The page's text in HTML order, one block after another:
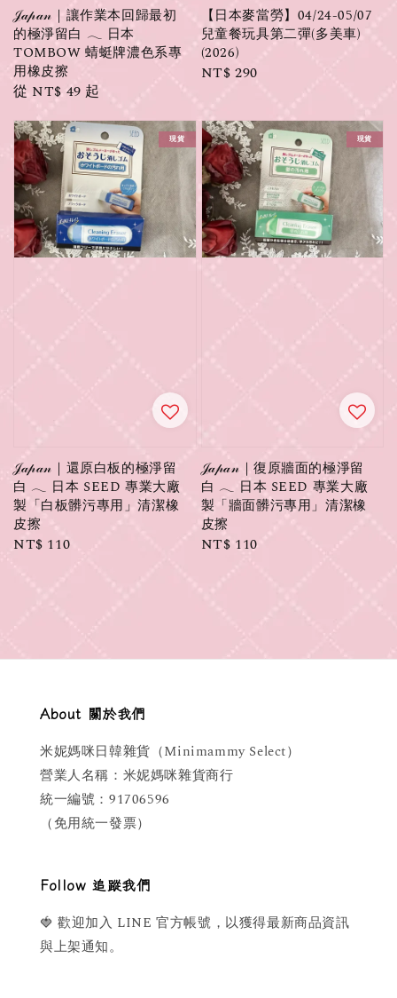
𝒥𝒶𝓅𝒶𝓃｜讓作業本回歸最初
的極淨留白 𓂃 日本
TOMBOW 蜻蜓牌濃色系專
用橡皮擦
Regular
從 NT$ 49 起
【日本麥當勞】04/24-05/07
兒童餐玩具第二彈(多美車)
(2026)
Regular
NT$ 290
現貨
𝒥𝒶𝓅𝒶𝓃｜還原白板的極淨留
白 𓂃 日本 SEED 專業大廠
製「白板髒污專用」清潔橡
皮擦
Regular
price
NT$ 110
現貨
𝒥𝒶𝓅𝒶𝓃｜復原牆面的極淨留
白 𓂃 日本 SEED 專業大廠
製「牆面髒污專用」清潔橡
皮擦
Regular
NT$ 110
About 關於我們
米妮媽咪日韓雜貨（Minimammy Select）
營業人名稱：米妮媽咪雜貨商行
統一編號：91706596
（免用統一發票）
Follow 追蹤我們
🍓 歡迎加入 LINE 官方帳號，以獲得最新商品資訊
與上架通知。